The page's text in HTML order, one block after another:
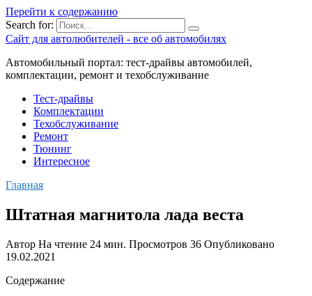
Перейти к содержанию
Search for:
Сайт для автолюбителей - все об автомобилях
Автомобильный портал: тест-драйвы автомобилей,
комплектации, ремонт и техобслуживание
Тест-драйвы
Комплектации
Техобслуживание
Ремонт
Тюнинг
Интересное
Главная
Штатная магнитола лада веста
Автор На чтение 24 мин. Просмотров 36 Опубликовано
19.02.2021
Содержание